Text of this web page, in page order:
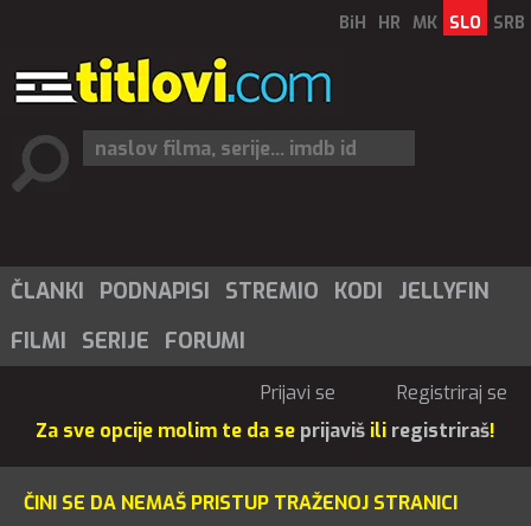
BiH HR MK SLO SRB
ČLANKI PODNAPISI STREMIO KODI
JELLYFIN
FILMI
SERIJE FORUMI
Prijavi se
Registriraj se
Za sve opcije molim te da se prijaviš ili registriraš!
ČINI SE DA NEMAŠ PRISTUP TRAŽENOJ STRANICI